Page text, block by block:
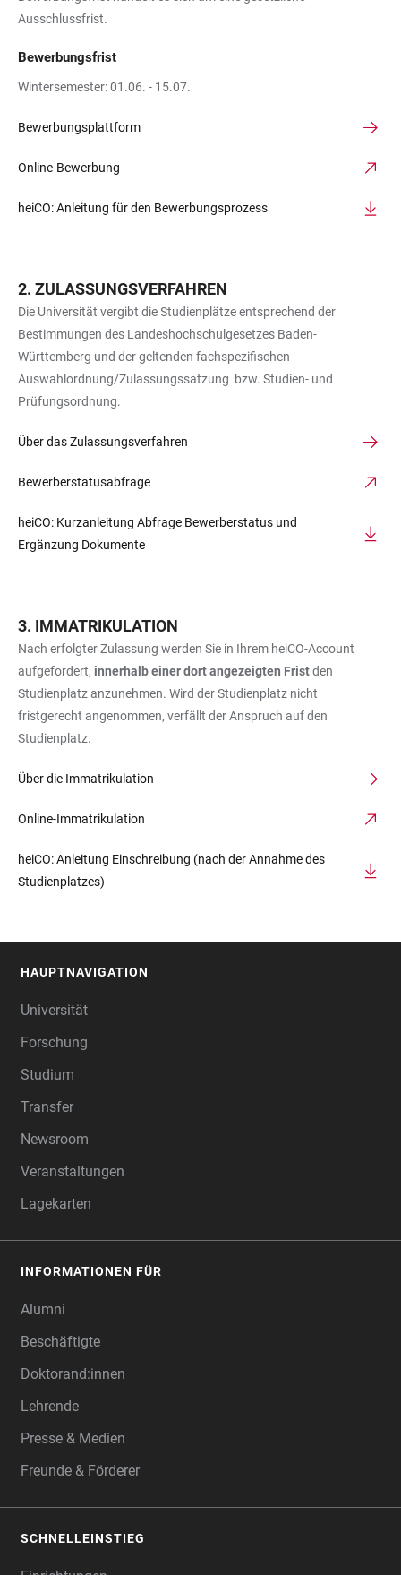
Ausschlussfrist.
Bewerbungsfrist
Wintersemester: 01.06. - 15.07.
Bewerbungsplattform
Online-Bewerbung
heiCO: Anleitung für den Bewerbungsprozess
ZULASSUNGSVERFAHREN
Die Universität vergibt die Studienplätze entsprechend der
Bestimmungen des Landeshochschulgesetzes Baden-
Württemberg und der geltenden fachspezifischen
Auswahlordnung/Zulassungssatzung bzw. Studien- und
Prüfungsordnung.
Über das Zulassungsverfahren
Bewerberstatusabfrage
heiCO: Kurzanleitung Abfrage Bewerberstatus und
Ergänzung Dokumente
IMMATRIKULATION
Nach erfolgter Zulassung werden Sie in Ihrem heiCO-Account
aufgefordert, innerhalb einer dort angezeigten Fristden
Studienplatz anzunehmen. Wird der Studienplatz nicht
fristgerecht angenommen, verfällt der Anspruch auf den
Studienplatz.
Über die Immatrikulation
Online-Immatrikulation
heiCO: Anleitung Einschreibung (nach der Annahme des
Studienplatzes)
HAUPTNAVIGATION
Universität
Forschung
Studium
Transfer
Newsroom
Veranstaltungen
Lagekarten
INFORMATIONEN FÜR
Alumni
Beschäftigte
Doktorand:innen
Lehrende
Presse & Medien
Freunde & Förderer
SCHNELLEINSTIEG